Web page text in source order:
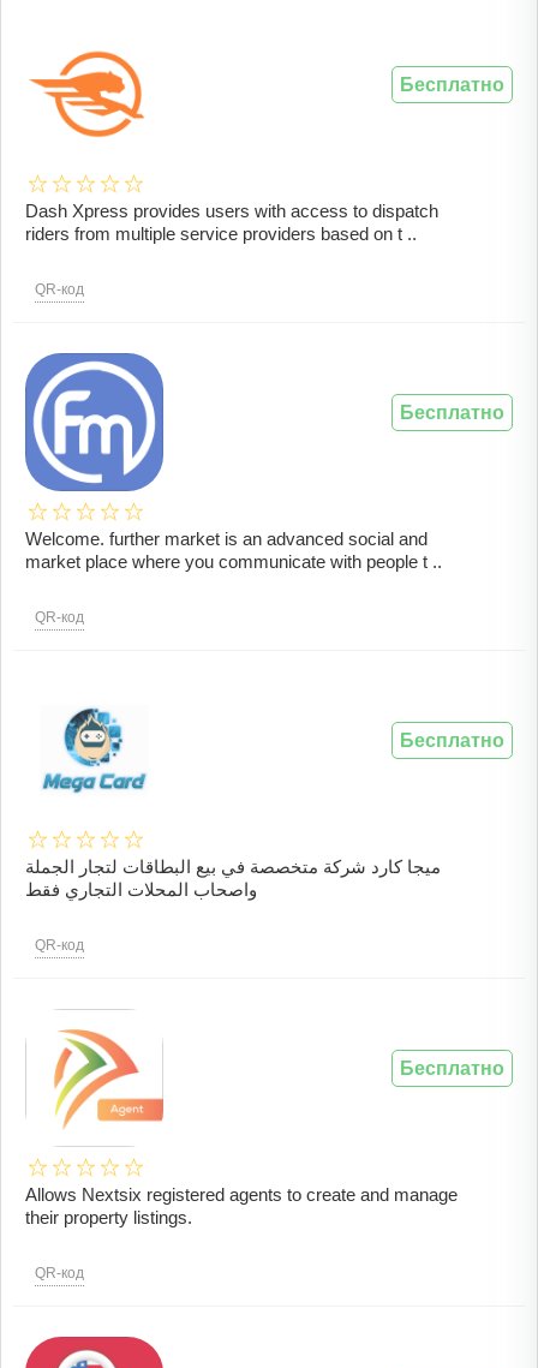
Dash Xpress provides users with access to dispatch
riders from multiple service providers based on t ..
QR-код
Бесплатно
Welcome. further market is an advanced social and
market place where you communicate with people t ..
QR-код
Бесплатно
ميجا كارد شركة متخصصة في بيع البطاقات لتجار الجملة
واصحاب المحلات التجاري فقط
QR-код
Бесплатно
Allows Nextsix registered agents to create and manage
their property listings.
QR-код
Бесплатно